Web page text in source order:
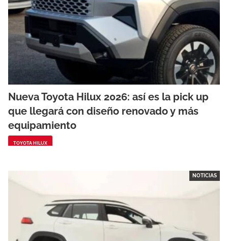
Nueva Toyota Hilux 2026: así es la pick up
que llegará con diseño renovado y más
equipamiento
TOYOTA HILUX
NOTICIAS